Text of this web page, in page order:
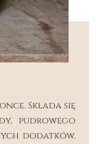
Składa się
pudrowego
dodatków.